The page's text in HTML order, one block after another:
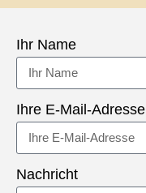
Ihr Name
Ihre E-Mail-Adresse
Nachricht